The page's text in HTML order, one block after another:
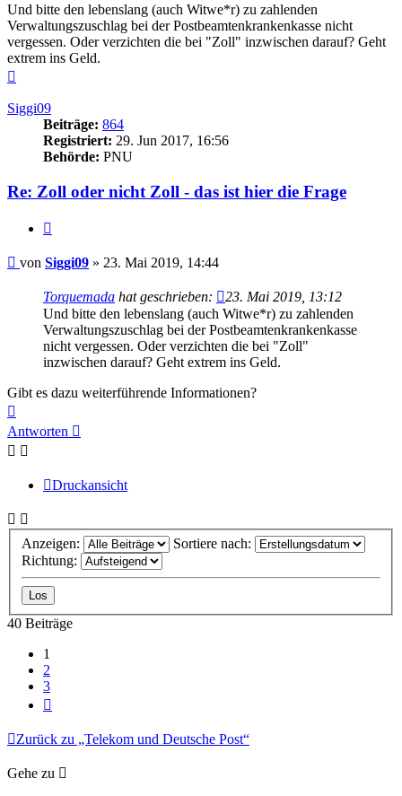
Und bitte den lebenslang (auch Witwe*r) zu zahlenden
Verwaltungszuschlag bei der Postbeamtenkrankenkasse nicht
vergessen. Oder verzichten die bei "Zoll" inzwischen darauf? Geht
extrem ins Geld.
Siggi09
Beiträge: 864
Registriert: 29. Jun 2017, 16:56
Behörde: PNU
Re: Zoll oder nicht Zoll - das ist hier die Frage
Beitrag
von Siggi09 » 23. Mai 2019, 14:44
Torquemada hat geschrieben:
23. Mai 2019, 13:12
Und bitte den lebenslang (auch Witwe*r) zu zahlenden
Verwaltungszuschlag bei der Postbeamtenkrankenkasse
nicht vergessen. Oder verzichten die bei "Zoll"
inzwischen darauf? Geht extrem ins Geld.
Gibt es dazu weiterführende Informationen?
oben
Antworten
Druckansicht
Anzeigen:
Sortiere nach:
Richtung:
40 Beiträge
1
2
3
Zurück zu „Telekom und Deutsche Post“
Gehe zu